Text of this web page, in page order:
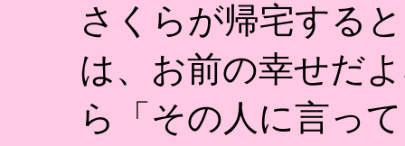
さくらが帰宅する
は、お前の幸せだ
ら「その人に言っ